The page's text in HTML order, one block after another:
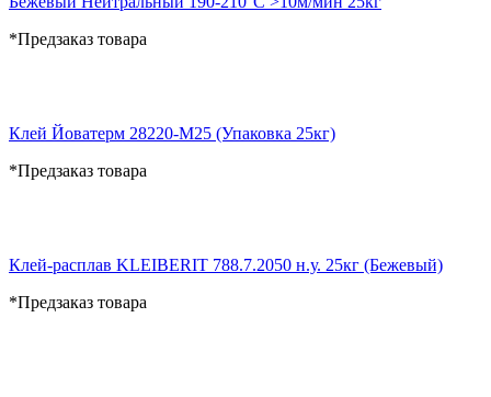
*Предзаказ товара
Клей Йоватерм 28220-М25 (Упаковка 25кг)
*Предзаказ товара
Клей-расплав KLEIBERIT 788.7.2050 н.у. 25кг (Бежевый)
*Предзаказ товара